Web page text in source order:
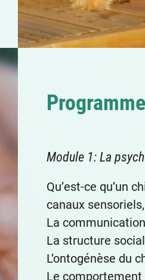
Module 1: La
Qu’est-ce qu’un
canaux
La
La structure
L’ontogénèse du
Le